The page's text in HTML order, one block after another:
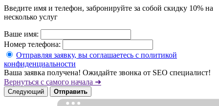
Введите имя и телефон, забронируйте за собой скидку 10% на
несколько услуг
Ваше имя:
Номер телефона:
Отправляя заявку, вы соглашаетесь с политикой
конфиденциальности
Ваша заявка получена! Ожидайте звонка от SEO специалист!
Вернуться с самого начала ➜
Следующий Отправить